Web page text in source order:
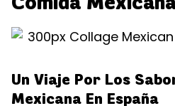
Un Viaje Por Los
Mexicana En España